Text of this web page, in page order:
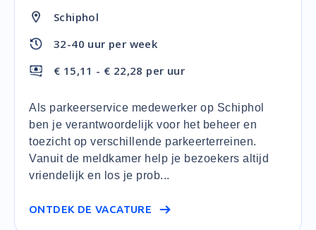
Schiphol
32-40 uur per week
€ 15,11 - € 22,28 per uur
Als parkeerservice medewerker op Schiphol
ben je verantwoordelijk voor het beheer en
toezicht op verschillende parkeerterreinen.
Vanuit de meldkamer help je bezoekers altijd
vriendelijk en los je prob...
ONTDEK DE VACATURE